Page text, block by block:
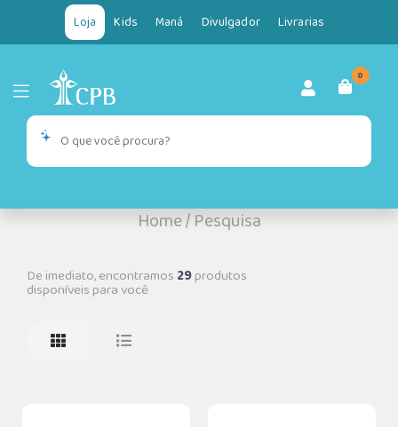
Loja Kids Maná Divulgador Livrarias
0
Home/Pesquisa
De imediato, encontramos 29produtos
disponíveis para você